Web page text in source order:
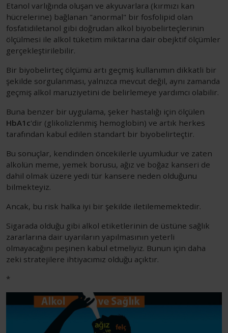
Etanol varlığında oluşan ve akyuvarlara (kırmızı kan
hücrelerine) bağlanan "anormal" bir fosfolipid olan
fosfatidiletanol gibi doğrudan alkol biyobelirteçlerinin
ölçülmesi ile alkol tüketim miktarına dair obejktif ölçümler
gerçekleştirilebilir.
Bir biyobelirteç ölçümü artı geçmiş kullanımın dikkatli bir
şekilde sorgulanması, yalnızca mevcut değil, aynı zamanda
geçmiş alkol maruziyetini de belirlemeye yardımcı olabilir.
Buna benzer bir uygulama, şeker hastalığı için ölçülen
HbA1c'dir (glikolizlenmiş hemoglobin) ve artık herkes
tarafından kabul edilen standart bir biyobelirteçtir.
Bu sonuçlar, kendinden öncekilerle uyumludur ve zaten
alkolün meme, yemek borusu, ağız ve boğaz kanseri de
dahil olmak üzere yedi tür kansere neden olduğunu
bilmekteyiz.
Ancak, bu risk halka iyi bir şekilde iletilememektedir.
Sigarada olduğu gibi alkol etiketlerinin de üstüne sağlık
zararlarına dair uyarıların yapılmasının yeterli
olmayacağını peşinen kabul etmeliyiz. Bunun için daha
zeki stratejilere ihtiyacımız olduğu açıktır.
*